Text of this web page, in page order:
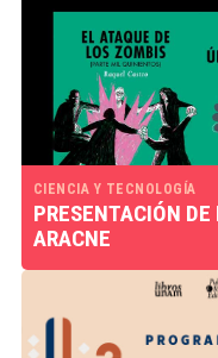
CIENCIA Y TECNOLOGÍA
PRESENTACIÓN
ARACNE